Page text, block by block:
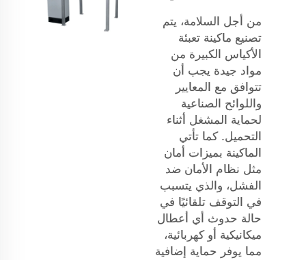
من أجل السلامة، يتم
تصنيع ماكينة تعبئة
الأكياس الكبيرة من
مواد جيدة يجب أن
تتوافق مع المعايير
واللوائح الصناعية
لحماية المشغل أثناء
التحميل. كما تأتي
الماكينة بميزات أمان
مثل نظام الأمان ضد
الفشل، والذي يتسبب
في التوقف تلقائيًا في
حالة حدوث أي أعطال
ميكانيكية أو كهربائية،
مما يوفر حماية إضافية